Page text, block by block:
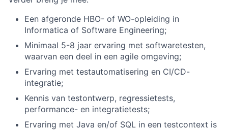
Een afgeronde HBO- of WO-opleiding in
Informatica of Software Engineering;
Minimaal 5-8 jaar ervaring met softwaretesten,
waarvan een deel in een agile omgeving;
Ervaring met testautomatisering en CI/CD-
integratie;
Kennis van testontwerp, regressietests,
performance- en integratietests;
Ervaring met Java en/of SQL in een testcontext is